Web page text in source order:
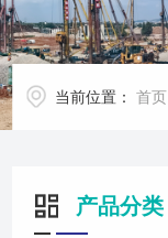
当前位置： 首页
产品分类